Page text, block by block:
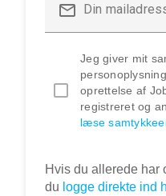
mail_outline Din
Jeg giver mit
oprettelse af
registreret og
læse
Hvis du allerede har
du logge direkte ind